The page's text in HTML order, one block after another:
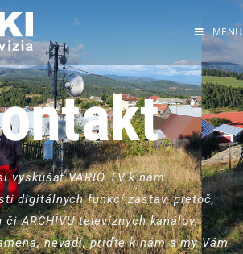
MENU
vyskúšať VARIO TV k nám.
digitálnych funkcí zastav, pretoč,
či ARCHÍVU televíznych kanálov.
nevadí, príďte k nám a my Vám